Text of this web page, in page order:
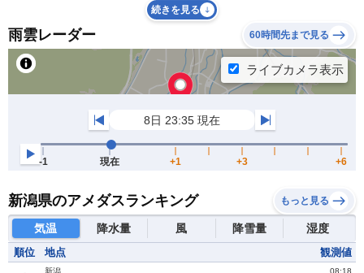
続きを見る
雨雲レーダー 60時間先まで見る
新潟県のアメダスランキング もっと見る
気温 降水量 風 降雪量 湿度
順位 地点 観測値
新潟 08:18